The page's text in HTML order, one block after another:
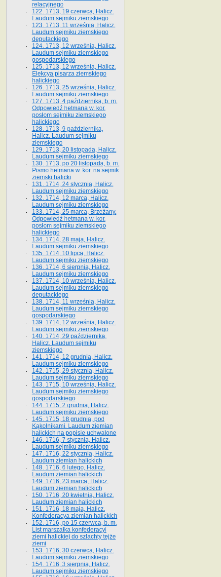
relacyjnego
122. 1713, 19 czerwca, Halicz.
Laudum sejmiku ziemskiego
123. 1713, 11 września, Halicz.
Laudum sejmiku ziemskiego
deputackiego
124. 1713, 12 września, Halicz.
Laudum sejmiku ziemskiego
gospodarskiego
125. 1713, 12 września, Halicz.
Elekcya pisarza ziemskiego
halickiego
126. 1713, 25 września, Halicz.
Laudum sejmiku ziemskiego
127. 1713, 4 października, b. m.
Odpowiedź hetmana w. kor.
posłom sejmiku ziemskiego
halickiego
128. 1713, 9 października,
Halicz. Laudum sejmiku
ziemskiego
129. 1713, 20 listopada, Halicz.
Laudum sejmiku ziemskiego
130. 1713, po 20 listopada, b. m.
Pismo hetmana w. kor. na sejmik
ziemski halicki
131. 1714, 24 stycznia, Halicz.
Laudum sejmiku ziemskiego
132. 1714, 12 marca, Halicz.
Laudum sejmiku ziemskiego
133. 1714, 25 marca, Brzeżany.
Odpowiedź hetmana w. kor.
posłom sejmiku ziemskiego
halickiego
134. 1714, 28 maja, Halicz.
Laudum sejmiku ziemskiego
135. 1714, 10 lipca, Halicz.
Laudum sejmiku ziemskiego
136. 1714, 6 sierpnia, Halicz.
Laudum sejmiku ziemskiego
137. 1714, 10 września, Halicz.
Laudum sejmiku ziemskiego
deputackiego
138. 1714, 11 września, Halicz.
Laudum sejmiku ziemskiego
gospodarskiego
139. 1714, 12 września, Halicz.
Laudum sejmiku ziemskiego
140. 1714, 29 października,
Halicz. Laudum sejmiku
ziemskiego
141. 1714, 12 grudnia, Halicz.
Laudum sejmiku ziemskiego
142. 1715, 29 stycznia, Halicz.
Laudum sejmiku ziemskiego
143. 1715, 10 września, Halicz.
Laudum sejmiku ziemskiego
gospodarskiego
144. 1715, 2 grudnia, Halicz.
Laudum sejmiku ziemskiego
145. 1715, 18 grudnia, pod
Kąkolnikami. Laudum ziemian
halickich na popisie uchwalone
146. 1716, 7 stycznia, Halicz.
Laudum sejmiku ziemskiego
147. 1716, 22 stycznia, Halicz.
Laudum ziemian halickich
148. 1716, 6 lutego, Halicz.
Laudum ziemian halickich
149. 1716, 23 marca, Halicz.
Laudum ziemian halickich
150. 1716, 20 kwietnia, Halicz.
Laudum ziemian halickich
151. 1716, 18 maja, Halicz.
Konfederacya ziemian halickich
152. 1716, po 15 czerwca, b. m.
List marszałka konfederacyi
ziemi halickiej do szlachty tejże
ziemi
153. 1716, 30 czerwca, Halicz.
Laudum sejmiku ziemskiego
154. 1716, 3 sierpnia, Halicz.
Laudum sejmiku ziemskiego